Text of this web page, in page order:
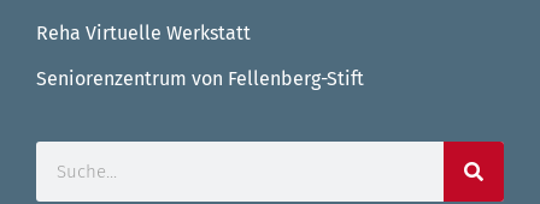
Reha Virtuelle Werkstatt
Seniorenzentrum von Fellenberg-Stift